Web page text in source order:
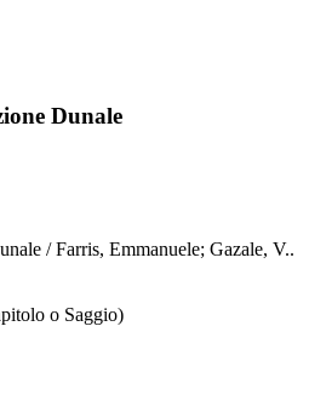
Dunale
/ Farris, Emmanuele; Gazale, V..
o Saggio)